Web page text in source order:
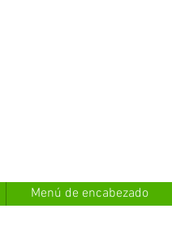
Menú de encabezado